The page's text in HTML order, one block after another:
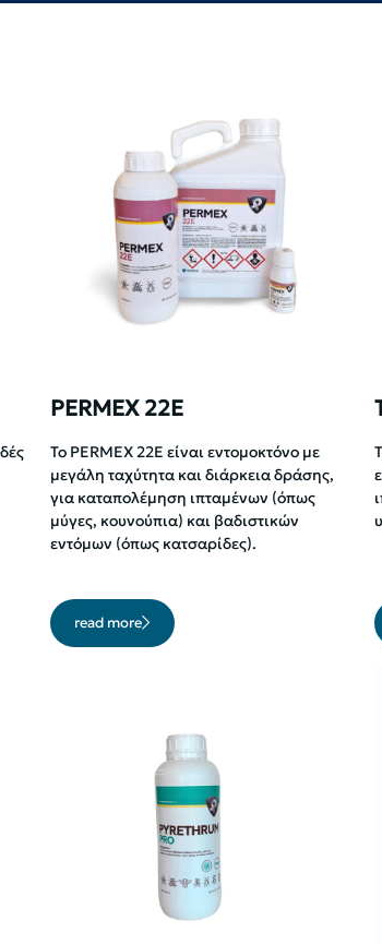
PERMEX 22E
To PERMEX 22E είναι εντομοκτόνο με
μεγάλη ταχύτητα και διάρκεια δράσης,
για καταπολέμηση ιπταμένων (όπως
μύγες, κουνούπια) και βαδιστικών
εντόμων (όπως κατσαρίδες).
read more